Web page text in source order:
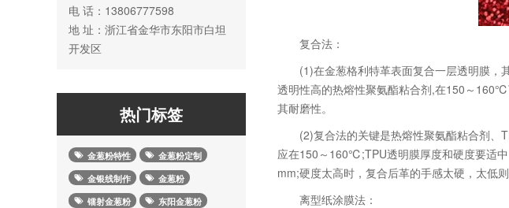
电 话：13806777598
地 址：浙江省金华市东阳市白坦
开发区
热门标签
金葱粉特性
金葱粉定制
金银线制作
金葱粉
镭射金葱粉
东阳金葱粉
复合法：
(1)在金葱格利特革表面复合一层透明膜，
透明性高的热熔性聚氨酯粘合剂,在150～
其耐磨性。
(2)复合法的关键是热熔性聚氨酯粘合剂、
应在150～160℃;TPU透明膜厚度和硬度要适
mm;硬度太高时，复合后革的手感太硬，太低
离型纸涂膜法：